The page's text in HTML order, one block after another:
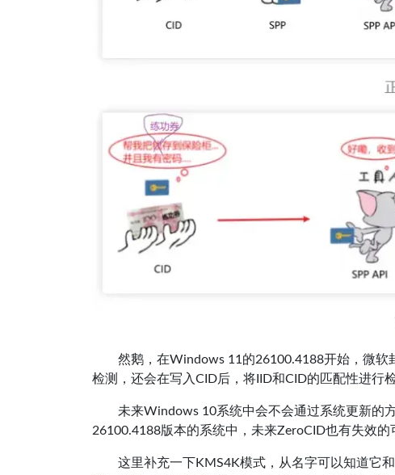
然鹅，在Windows 11的26100.4188开始，微
检测，还会在写入CID后，将IID和CID的匹配性进行
未来Windows 10系统中会不会通过系统更新的
26100.4188版本的系统中，未来ZeroCID也有失效的
这里补充一下KMS4K模式，从名字可以知道它